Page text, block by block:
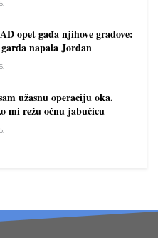
opet gađa njihove gradove:
napala Jordan
užasnu operaciju oka.
mi režu očnu jabučicu